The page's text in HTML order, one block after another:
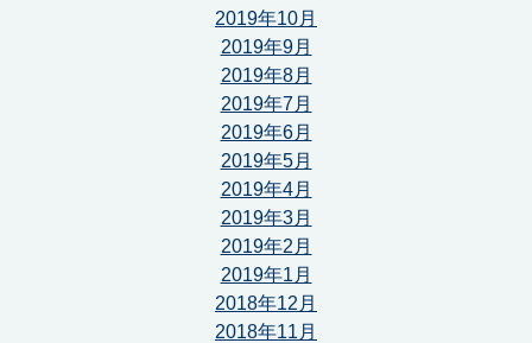
2019年10月
2019年9月
2019年8月
2019年7月
2019年6月
2019年5月
2019年4月
2019年3月
2019年2月
2019年1月
2018年12月
2018年11月